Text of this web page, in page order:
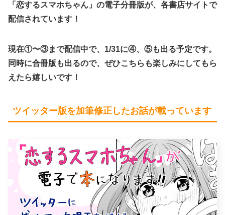
「恋するスマホちゃん」の電子分冊版が、各書店サイトで
配信されています！
現在①〜③まで配信中で、1/31に④、⑤も出る予定です。
同時に合冊版も出るので、ぜひこちらも楽しみにしてもら
えたら嬉しいです！
ツイッター版を加筆修正したお話が載っています